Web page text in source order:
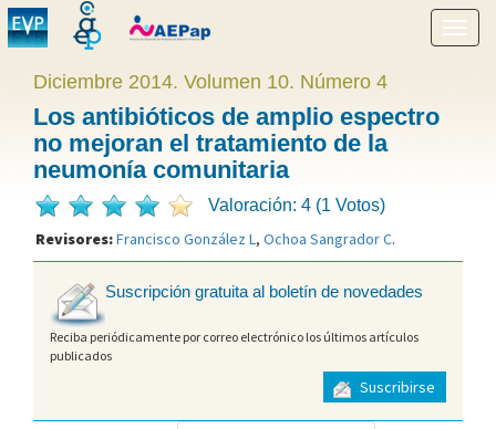
menú
Diciembre 2014. Volumen 10. Número 4
Los antibióticos de amplio espectro
no mejoran el tratamiento de la
neumonía comunitaria
Valoración: 4 (1 Votos)
Revisores:Francisco González L, Ochoa Sangrador C.
Suscripción gratuita al boletín de novedades
Reciba periódicamente por correo electrónico los últimos artículos
publicados
Suscribirse